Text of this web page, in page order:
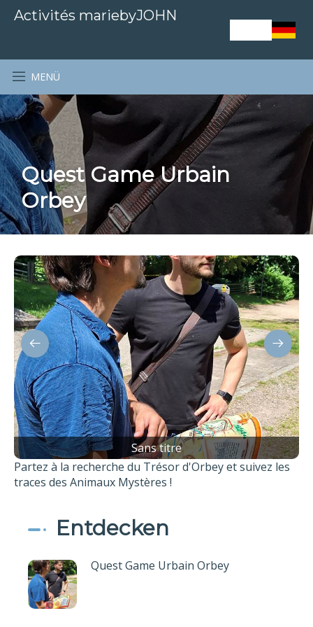
Activités mariebyJOHN
MENÜ
Quest Game Urbain
Orbey
Sans titre
Partez à la recherche du Trésor d'Orbey et suivez les
traces des Animaux Mystères !
Entdecken
Quest Game Urbain Orbey